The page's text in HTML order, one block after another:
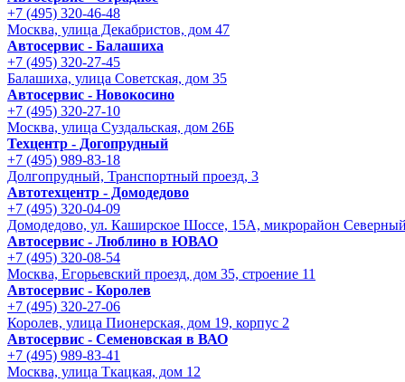
+7 (495) 320-46-48
Москва, улица Декабристов, дом 47
Автосервис - Балашиха
+7 (495) 320-27-45
Балашиха, улица Советская, дом 35
Автосервис - Новокосино
+7 (495) 320-27-10
Москва, улица Суздальская, дом 26Б
Техцентр - Догопрудный
+7 (495) 989-83-18
Долгопрудный, Транспортный проезд, 3
Автотехцентр - Домодедово
+7 (495) 320-04-09
Домодедово, ул. Каширское Шоссе, 15А, микрорайон
Автосервис - Люблино в ЮВАО
+7 (495) 320-08-54
Москва, Егорьевский проезд, дом 35, строение 11
Автосервис - Королев
+7 (495) 320-27-06
Королев, улица Пионерская, дом 19, корпус 2
Автосервис - Семеновская в ВАО
+7 (495) 989-83-41
Москва, улица Ткацкая, дом 12